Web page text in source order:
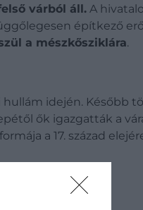
várból áll. A
építkező
a mészkősziklára.
hullám idején. Később
ők igazgatták a
a 17. század